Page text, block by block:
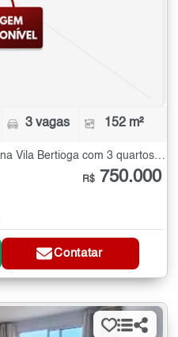
3 vagas 152 m²
R$ 750.000
Contatar